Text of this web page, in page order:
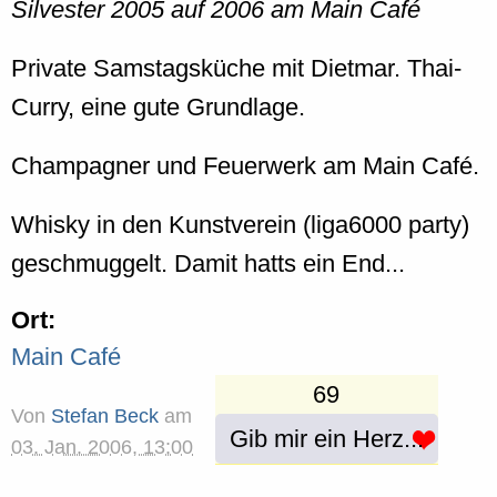
Silvester 2005 auf 2006 am Main Café
Private Samstagsküche mit Dietmar. Thai-
Curry, eine gute Grundlage.
Champagner und Feuerwerk am Main Café.
Whisky in den Kunstverein (liga6000 party)
geschmuggelt. Damit hatts ein End...
Ort:
Main Café
69
Gib mir ein Herz...
Von Stefan Beck am
03. Jan. 2006, 13:00